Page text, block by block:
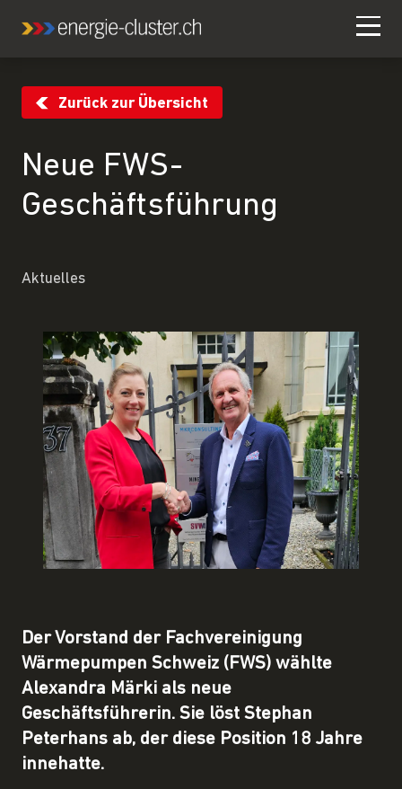
Zurück zur Übersicht
Neue FWS-
Geschäftsführung
Aktuelles
Der Vorstand der Fachvereinigung
Wärmepumpen Schweiz (FWS) wählte
Alexandra Märki als neue
Geschäftsführerin. Sie löst Stephan
Peterhans ab, der diese Position 18 Jahre
innehatte.